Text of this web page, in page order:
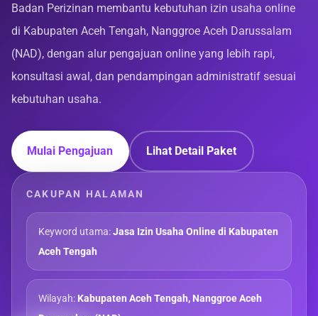
Badan Perizinan membantu kebutuhan izin usaha online
di Kabupaten Aceh Tengah, Nanggroe Aceh Darussalam
(NAD), dengan alur pengajuan online yang lebih rapi,
konsultasi awal, dan pendampingan administratif sesuai
kebutuhan usaha.
Mulai Pengajuan Lihat Detail Paket
CAKUPAN HALAMAN
Keyword utama:Jasa Izin Usaha Online di Kabupaten
Aceh Tengah
Wilayah: Kabupaten Aceh Tengah, Nanggroe Aceh